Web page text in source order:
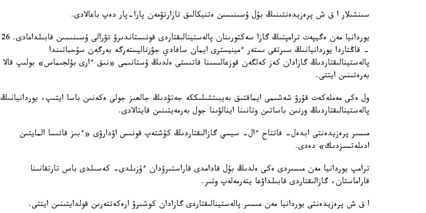
سىنشىلار ا ق ش پرەزيدەنتىنىڭ بۇل ۇسىنىسىن ەتنيكالىق تازارتۋمەن پارا-پار دەپ باعالادى.
يوردانيا مەن ەگيپەت ترامپتىڭ گازا سەكتورىنان پالەستينالىقتاردى قونىستاندىرۋ تۋرالى ۇسىنىسىن قابىلدامادى. 26
- قاڭتاردا يوردانيانىڭ سىرتقى ىستەر ءمينيسترى ايمان سافادي جۋرناليستەرگە بەرگەن سۇحباتىندا
پالەستينالىقتاردىڭ گازادان كەز كەلگەن قوزعالىسىنا قاتىستى ەلدىڭ ۇستانىمى «نىق ءارى بۇلجىماس» بولىپ قالا
بەرەتىنىن ايتتى.
ول ەكى مەملەكەت قۇرۋ شەشىمى ايماقتىق بەيبىتشىلىككە جەتۋدىڭ جالعىز جولى ەكەنىن باسا ايتىپ، يوردانيانىڭ
پالەستينالىقتاردىڭ ورنىن باساتىن وتانىنا اينالۋىنا جول بەرمەيتىنىن قايتالادى.
مىسىر پرەزيدەنتى ابدەل- فاتتاح ءال- سيسي گازالىقتاردىڭ كۇشتەپ قونىس اۋدارۋى «ءبىز قاتىسا المايتىن
ادىلەتسىزدىك» دەدى.
ترامپ يوردانيا مەن مىسىردى ەكى ەلدىڭ بۇل قادامدى قاراستىرۋدان ءۇزىلدى- كەسىلدى باس تارتقانىنا
قاراماستان، گازالىقتاردى قابىلداۋعا يتەرمەلەپ وتىر.
ا ق ش پرەزيدەنتى يوردانيا مەن مىسىر پالەستينالىقتاردى گازادان كوشىرۋ ارەكەتتەرىن قولدايتىنىن ايتتى.